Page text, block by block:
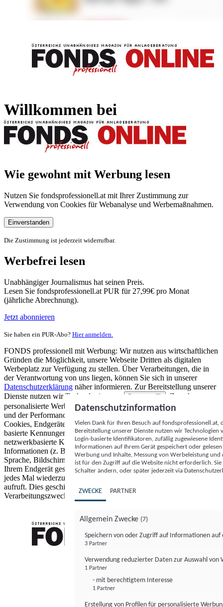
Willkommen bei
Wie gewohnt mit Werbung lesen
Nutzen Sie fondsprofessionell.at mit Ihrer Zustimmung zur
Verwendung von Cookies für Webanalyse und Werbemaßnahmen.
Einverstanden
Die Zustimmung ist jederzeit widerrufbar.
Werbefrei lesen
Unabhängiger Journalismus hat seinen Preis.
Lesen Sie fondsprofessionell.at PUR für 27,99€ pro Monat
(jährliche Abrechnung).
Jetzt abonnieren
Sie haben ein PUR-Abo? Hier anmelden.
FONDS professionell mit Werbung: Wir nutzen aus wirtschaftlichen
Gründen die Möglichkeit, unsere Webseite Dritten als digitalen
Werbeplatz zur Verfügung zu stellen. Über Verarbeitungen, die in
der Verantwortung von uns liegen, können Sie sich in unserer
Datenschutzerklärung näher informieren. Zur Bereitstellung unserer
Dienste nutzen wir Technologien von
Partnern (5)
. Zwecke:
personalisierte Werbung und Inhalte, Messung von Werbeleistung
und der Performance von Inhalten sowie Zielgruppenforschung.
Cookies, Endgeräte- oder ähnliche Online-Kennungen (z. B. login-
basierte Kennungen, zufällig generierte Kennungen,
netzwerkbasierte Kennungen) können zusammen mit anderen
Informationen (z. B. Browsertyp und Browserinformationen,
Sprache, Bildschirmgröße, unterstützte Technologien usw.) auf
Ihrem Endgerät gespeichert oder von dort ausgelesen werden, um es
jedes Mal wiederzuerkennen, wenn es eine App oder einer Webseite
aufruft. Dies geschieht für einen oder mehrere der hier aufgeführten
Verarbeitungszwecke.
Datenschutzinformation
Vielen Dank für Ihren Besuch auf
Bereitstellung unserer Dienste nutzen wir Technologien
Login-basierte Identifikatoren, zufällig zugewiesene
Informationen auf Ihrem Gerät gespeichert oder
Werbung und Inhalte, Messung von Werbeleistung
ist für den Zugriff auf die Website nicht erforderlich.
Schalter ändern, oder später jederzeit via
ZWECKE PARTNER
Allgemein Zwecke (7)
Speichern von oder Zugriff auf Informationen auf
3 Partner
Verwendung reduzierter Daten zur Auswahl von
1 Partner
- mit berechtigtem Interesse
1 Partner
Erstellung von Profilen für personalisierte
FONDS professionell